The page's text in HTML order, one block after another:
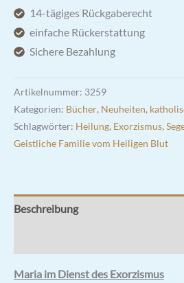
14-tägiges Rückgaberecht
einfache Rückerstattung
Sichere Bezahlung
Artikelnummer: 3259
Kategorien: Bücher, Neuheiten,
Schlagwörter: Heilung, Exorzismus,
Geistliche Familie vom Heiligen Blut
Beschreibung
Maria im Dienst des Exorzismus